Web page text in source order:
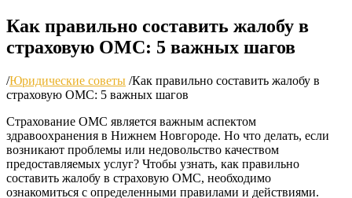
Как правильно составить жалобу в
страховую ОМС: 5 важных шагов
/Юридические советы /Как правильно составить жалобу в
страховую ОМС: 5 важных шагов
Страхование ОМС является важным аспектом
здравоохранения в Нижнем Новгороде. Но что делать, если
возникают проблемы или недовольство качеством
предоставляемых услуг? Чтобы узнать, как правильно
составить жалобу в страховую ОМС, необходимо
ознакомиться с определенными правилами и действиями.